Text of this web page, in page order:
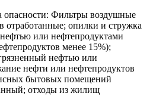
опасности: Фильтры воздушные
отработанные; опилки и стружка
или нефтепродуктами
менее 15%);
нефтью или
нефти или нефтепродуктов
бытовых помещений
отходы из жилищ